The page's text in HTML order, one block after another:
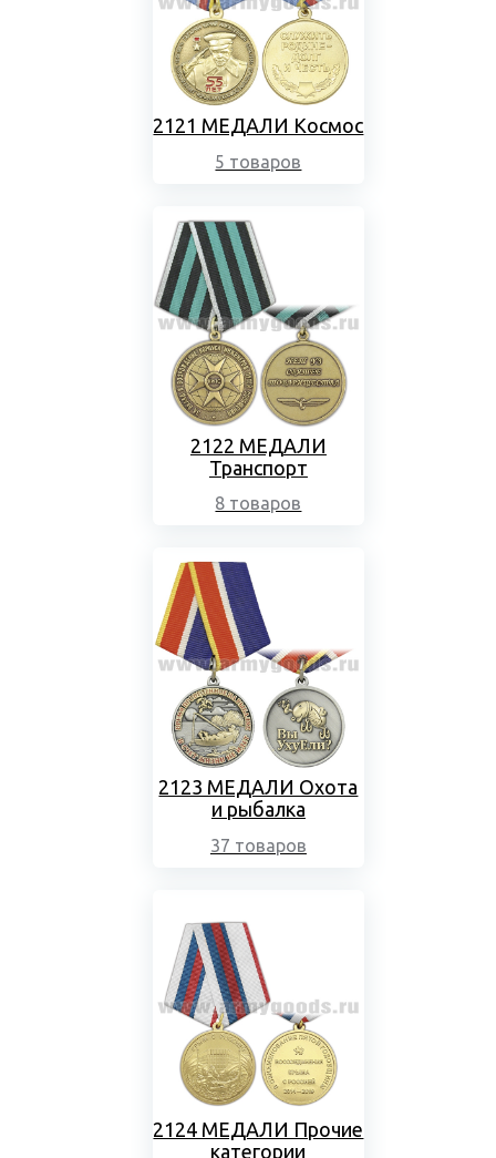
2121 МЕДАЛИ Космос
5 товаров
2122 МЕДАЛИ
Транспорт
8 товаров
2123 МЕДАЛИ Охота
и рыбалка
37 товаров
2124 МЕДАЛИ Прочие
категории